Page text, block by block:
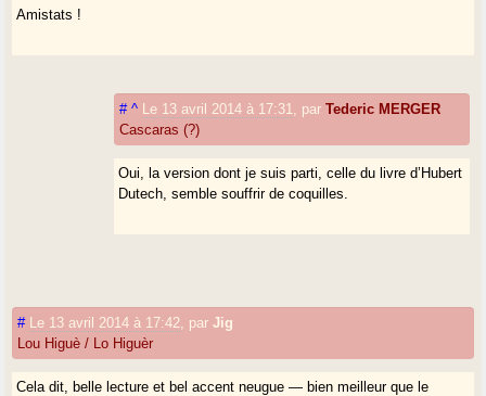
Amistats !
# ^ Le 13 avril 2014 à 17:31 parTederic MERGER
Cascaras (?)
Oui, la version dont je suis parti, celle du livre d’Hubert
Dutech, semble souffrir de coquilles.
# Le 13 avril 2014 à 17:42 parJig
Lou Higuè / Lo Higuèr
Cela dit, belle lecture et bel accent neugue — bien meilleur que le